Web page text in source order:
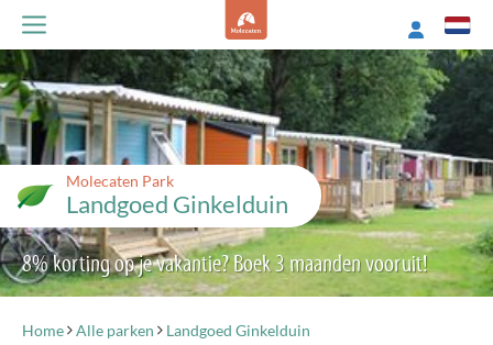
Molecaten Park
Landgoed Ginkelduin
8% korting op je vakantie? Boek 3 maanden vooruit!
Home Alle parken Landgoed Ginkelduin